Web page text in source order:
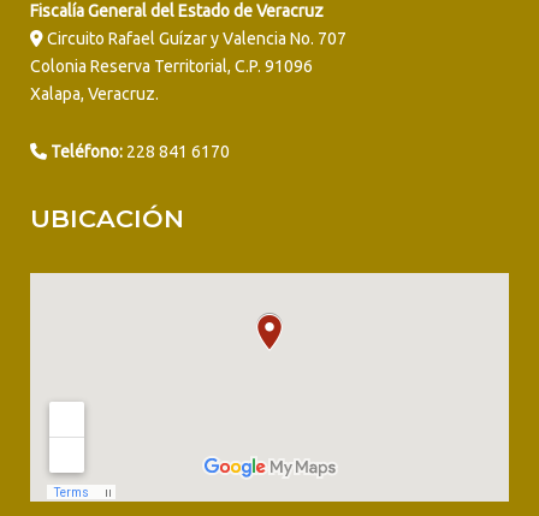
Fiscalía General del Estado de Veracruz
Circuito Rafael Guízar y Valencia No. 707
Colonia Reserva Territorial, C.P. 91096
Xalapa, Veracruz.
Teléfono: 228 841 6170
UBICACIÓN